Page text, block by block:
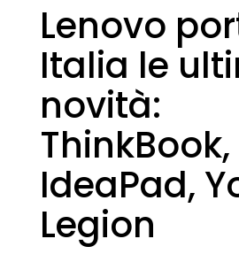
Lenovo
Italia le
novità:
ThinkBook,
IdeaPad,
Legion